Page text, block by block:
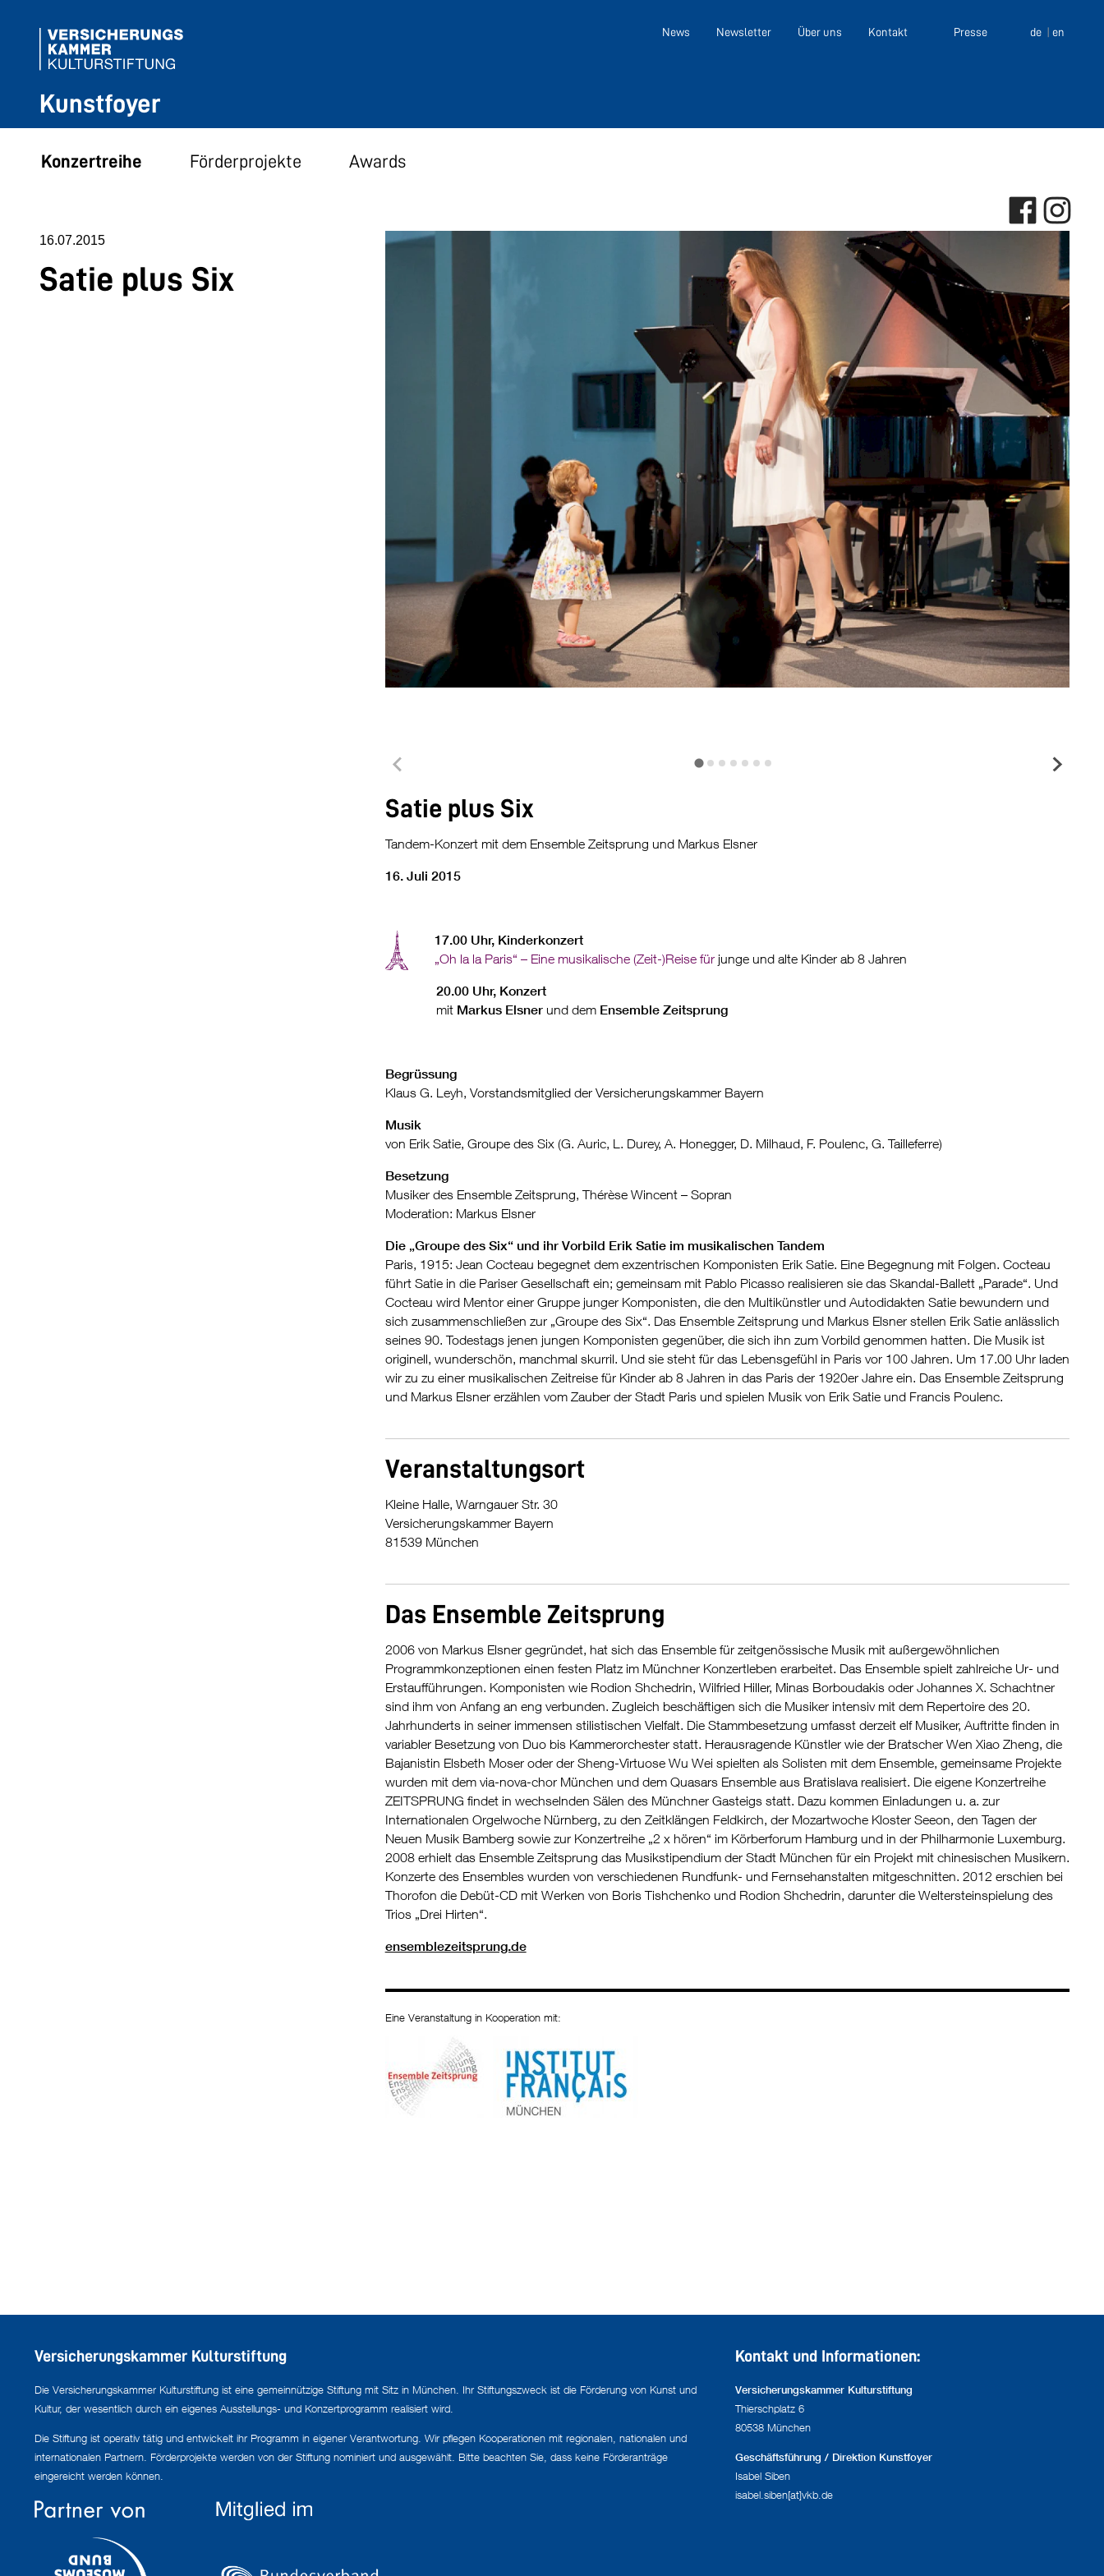
News Newsletter Über uns Kontakt Presse de en
Kunstfoyer
Konzertreihe Förderprojekte Awards
Satie plus Six
Tandem-Konzert mit dem Ensemble Zeitsprung und Markus Elsner
16. Juli 2015
17.00 Uhr, Kinderkonzert
„Oh la la Paris“ – Eine musikalische (Zeit-)Reise für junge und alte Kinder ab 8 Jahren
20.00 Uhr, Konzert
mit Markus Elsner und dem Ensemble Zeitsprung
Begrüssung
Klaus G. Leyh, Vorstandsmitglied der Versicherungskammer Bayern
Musik
von Erik Satie, Groupe des Six (G. Auric, L. Durey, A. Honegger, D. Milhaud, F. Poulenc, G. Tailleferre)
Besetzung
Musiker des Ensemble Zeitsprung, Thérèse Wincent – Sopran
Moderation: Markus Elsner
Die „Groupe des Six“ und ihr Vorbild Erik Satie im musikalischen Tandem
Paris, 1915: Jean Cocteau begegnet dem exzentrischen Komponisten Erik Satie. Eine Begegnung mit Folgen. Cocte­au
führt Satie in die Pariser Gesellschaft ein; gemeinsam mit Pablo Picasso realisieren sie das Skandal-Ballett „Parade“. Und
Cocteau wird Mentor einer Gruppe junger Komponis­ten, die den Multikünstler und Autodidakten Satie bewun­dern und
sich zusammenschließen zur „Groupe des Six“. Das Ensemble Zeitsprung und Markus Elsner stellen Erik Sa­tie anlässlich
seines 90. Todestags jenen jungen Kompo­nisten gegenüber, die sich ihn zum Vorbild genommen hat­ten. Die Musik ist
originell, wunderschön, manchmal skurril. Und sie steht für das Lebensgefühl in Paris vor 100 Jahren. Um 17.00 Uhr laden
wir zu zu einer musikalischen Zeitreise für Kinder ab 8 Jahren in das Paris der 1920er Jahre ein. Das Ensemble Zeitsprung
und Markus Elsner erzählen vom Zauber der Stadt Paris und spielen Musik von Erik Satie und Francis Poulenc.
Veranstaltungsort
Kleine Halle, Warngauer Str. 30
Versicherungskammer Bayern
81539 München
Das Ensemble Zeitsprung
2006 von Markus Elsner gegründet, hat sich das Ensemble für zeitgenössische Musik mit außergewöhnlichen
Programmkonzeptionen einen festen Platz im Münchner Konzertleben erarbeitet. Das Ensemble spielt zahlreiche Ur- und
Erstaufführungen. Komponisten wie Rodion Shchedrin, Wilfried Hiller, Minas Borboudakis oder Johannes X. Schachtner
sind ihm von Anfang an eng verbunden. Zugleich beschäftigen sich die Musiker intensiv mit dem Repertoire des 20.
Jahrhunderts in seiner immensen stilistischen Vielfalt. Die Stammbesetzung umfasst derzeit elf Musiker, Auftritte finden in
variabler Besetzung von Duo bis Kammerorchester statt. Herausragende Künstler wie der Bratscher Wen Xiao Zheng, die
Bajanistin Elsbeth Moser oder der Sheng-Virtuose Wu Wei spielten als Solisten mit dem Ensemble, gemeinsame Projekte
wurden mit dem via-nova-chor München und dem Quasars Ensemble aus Bratislava realisiert. Die eigene Konzertreihe
ZEITSPRUNG findet in wechselnden Sälen des Münchner Gasteigs statt. Dazu kommen Einladungen u. a. zur
Internationalen Orgelwoche Nürnberg, zu den Zeitklängen Feldkirch, der Mozartwoche Kloster Seeon, den Tagen der
Neuen Musik Bamberg sowie zur Konzertreihe „2 x hören“ im Körberforum Hamburg und in der Philharmonie Luxemburg.
2008 erhielt das Ensemble Zeitsprung das Musikstipendium der Stadt München für ein Projekt mit chinesischen Musikern.
Konzerte des Ensembles wurden von verschiedenen Rundfunk- und Fernsehanstalten mitgeschnitten. 2012 erschien bei
Thorofon die Debüt-CD mit Werken von Boris Tishchenko und Rodion Shchedrin, darunter die Weltersteinspielung des
Trios „Drei Hirten“.
ensemblezeitsprung.de
Eine Veranstaltung in Kooperation mit:
16.07.2015
Satie plus Six
Versicherungskammer Kulturstiftung
Die Versicherungskammer Kulturstiftung ist eine gemeinnützige Stiftung mit Sitz in München. Ihr Stiftungszweck ist die Förderung von Kunst und
Kultur, der wesentlich durch ein eigenes Ausstellungs- und Konzertprogramm realisiert wird.
Die Stiftung ist operativ tätig und entwickelt ihr Programm in eigener Verantwortung. Wir pflegen Kooperationen mit regionalen, nationalen und
internationalen Partnern. Förderprojekte werden von der Stiftung nominiert und ausgewählt. Bitte beachten Sie, dass keine Förderanträge
eingereicht werden können.
Kontakt und Informationen:
Versicherungskammer Kulturstiftung
Thierschplatz 6
80538 München
Geschäftsführung / Direktion Kunstfoyer
Isabel Siben
isabel.siben[at]vkb.de